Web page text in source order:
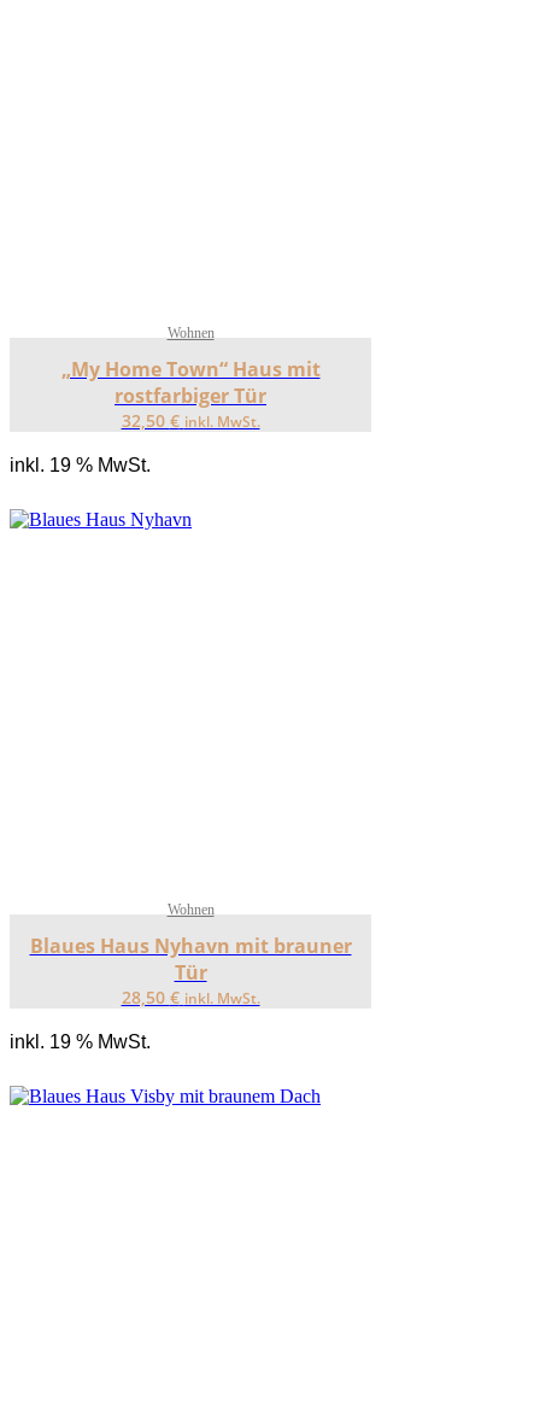
Wohnen
„My Home Town“ Haus mit
rostfarbiger Tür
32,50 € inkl. MwSt.
inkl. 19 % MwSt.
Wohnen
Blaues Haus Nyhavn mit brauner
Tür
28,50 € inkl. MwSt.
inkl. 19 % MwSt.